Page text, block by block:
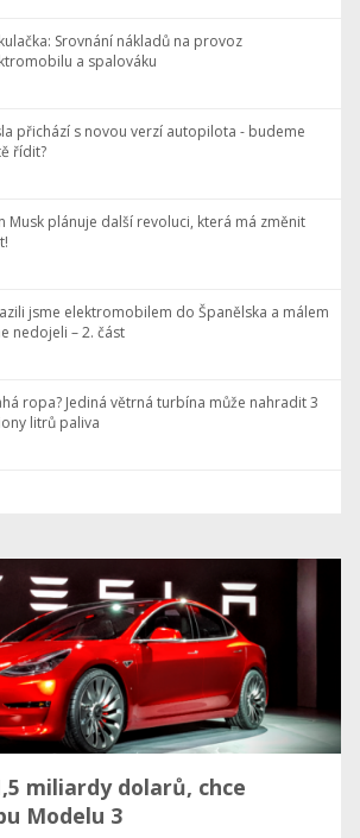
Srovnání nákladů na provoz
a spalováku
přichází s novou verzí autopilota - budeme
řídit?
Musk plánuje další revoluci, která má změnit
jsme elektromobilem do Španělska a málem
nedojeli – 2. část
ropa? Jediná větrná turbína může nahradit 3
litrů paliva
miliardy dolarů, chce
Modelu 3